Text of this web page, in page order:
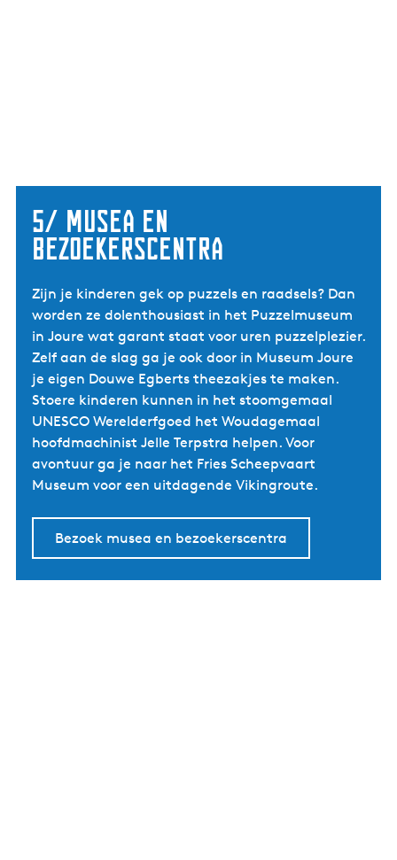
5/ musea en
bezoekerscentra
Zijn je kinderen gek op puzzels en raadsels? Dan
worden ze dolenthousiast in het Puzzelmuseum
in Joure wat garant staat voor uren puzzelplezier.
Zelf aan de slag ga je ook door in Museum Joure
je eigen Douwe Egberts theezakjes te maken.
Stoere kinderen kunnen in het stoomgemaal
UNESCO Werelderfgoed het Woudagemaal
hoofdmachinist Jelle Terpstra helpen. Voor
avontuur ga je naar het Fries Scheepvaart
Museum voor een uitdagende Vikingroute.
Bezoek musea en bezoekerscentra